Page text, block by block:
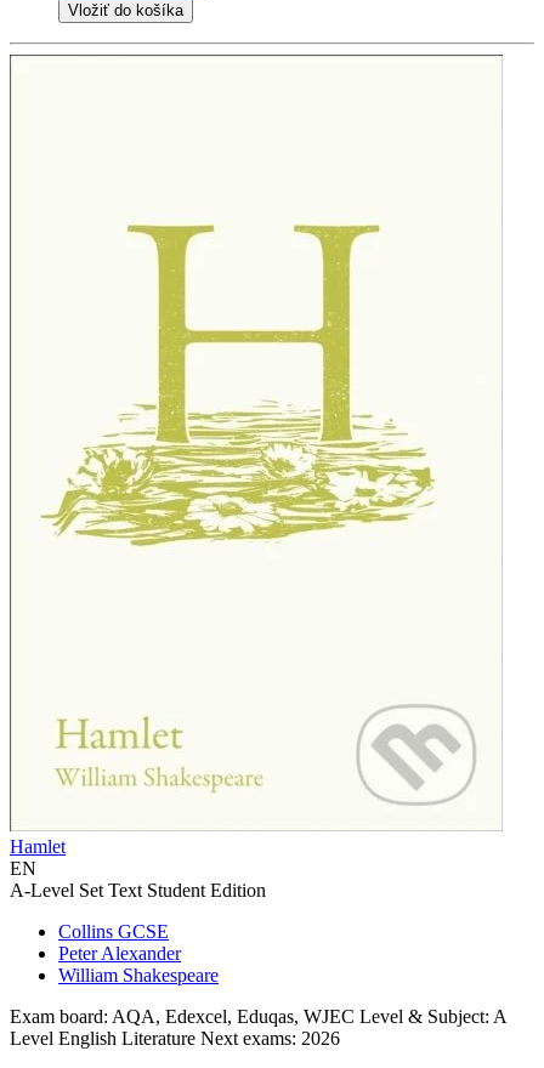
Vložiť do košíka
Hamlet
EN
A-Level Set Text Student Edition
Collins GCSE
Peter Alexander
William Shakespeare
Exam board: AQA, Edexcel, Eduqas, WJEC Level & Subject: A
Level English Literature Next exams: 2026